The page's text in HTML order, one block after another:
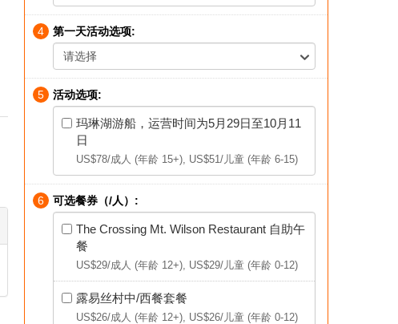
4
第一天活动选项:
请选择
5 活动选项:
玛琳湖游船，运营时间为5月29日至10月11
日
US$78/成人 (年龄 15+), US$51/儿童 (年龄 6-15)
6 可选餐券（/人）:
The Crossing Mt. Wilson Restaurant 自助午
餐
US$29/成人 (年龄 12+), US$29/儿童 (年龄 0-12)
露易丝村中/西餐套餐
US$26/成人 (年龄 12+), US$26/儿童 (年龄 0-12)